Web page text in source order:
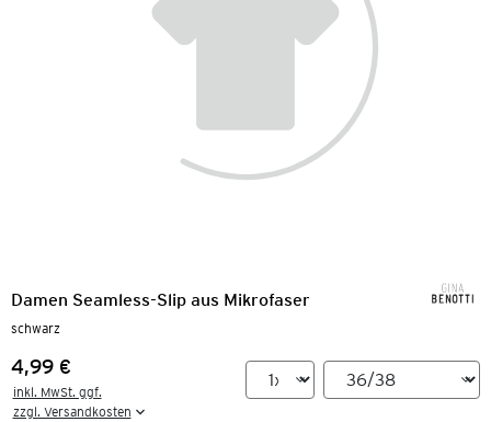
Damen Seamless-Slip aus Mikrofaser
schwarz
Preis:
4,99 €
inkl. MwSt. ggf.
zzgl. Versandkosten